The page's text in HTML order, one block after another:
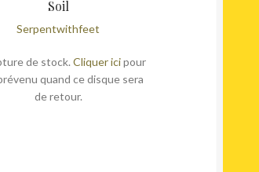
Soil
Serpentwithfeet
de stock. Cliquer icipour
quand ce disque sera
de retour.